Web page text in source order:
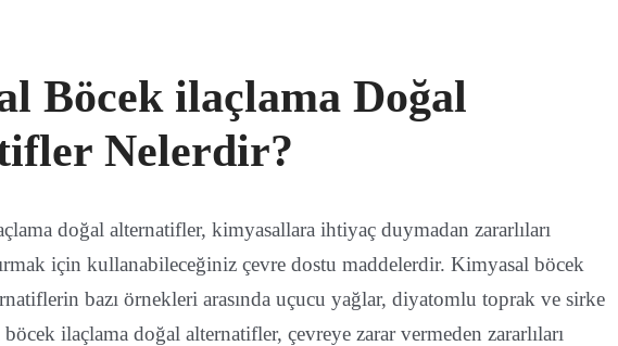
Böcek ilaçlama Doğal
Nelerdir?
doğal alternatifler, kimyasallara ihtiyaç duymadan zararlıları
için kullanabileceğiniz çevre dostu maddelerdir. Kimyasal böcek
bazı örnekleri arasında uçucu yağlar, diyatomlu toprak ve sirke
ilaçlama doğal alternatifler, çevreye zarar vermeden zararlıları